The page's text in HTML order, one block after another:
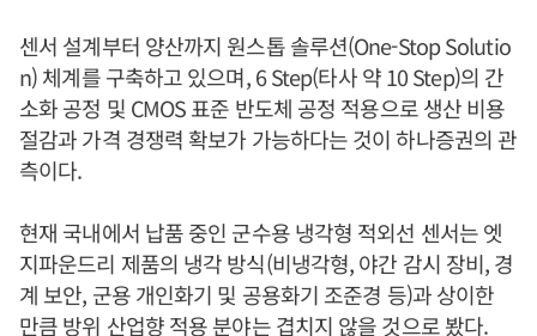
센서 설계부터 양산까지 원스톱 솔루션(One-Stop Solutio
n) 체계를 구축하고 있으며, 6 Step(타사 약 10 Step)의 간
소화 공정 및 CMOS 표준 반도체 공정 적용으로 생산 비용
절감과 가격 경쟁력 확보가 가능하다는 것이 하나증권의 관
측이다.
현재 국내에서 납품 중인 군수용 냉각형 적외선 센서는 엣
지파운드리 제품의 냉각 방식(비냉각형, 야간 감시 장비, 경
계 보안, 군용 개인화기 및 공용화기 조준경 등)과 상이한
만큼 방위 산업향 적용 분야는 겹치지 않을 것으로 봤다.